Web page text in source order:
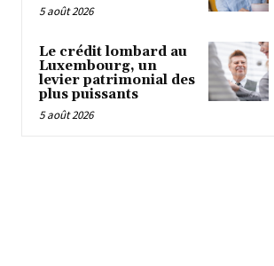
5 août 2026
Le crédit lombard au
Luxembourg, un
levier patrimonial des
plus puissants
5 août 2026